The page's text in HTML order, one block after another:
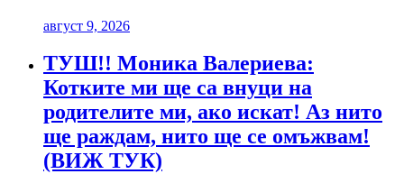
август 9, 2026
ТУШ!! Моника Валериева:
Котките ми ще са внуци на
родителите ми, ако искат! Аз нито
ще раждам, нито ще се омъжвам!
(ВИЖ ТУК)